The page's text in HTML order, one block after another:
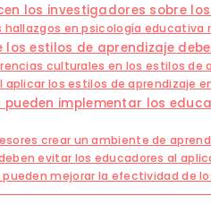
los investigadores sobre
hallazgos en psicología educativa
los estilos de aprendizaje
culturales en los estilos de
aplicar los estilos de aprendizaje
pueden implementar los
crear un ambiente de
evitar los educadores al
mejorar la efectividad de